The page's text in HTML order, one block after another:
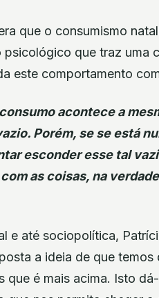
que o consumismo
psicológico que traz uma
este comportamento
acontece a
Porém, se se está
esconder esse tal
as coisas, na
e até sociopolítica,
a ideia de que
que é mais acima. Isto